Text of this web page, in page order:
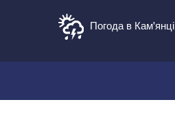
Погода в Кам'янці